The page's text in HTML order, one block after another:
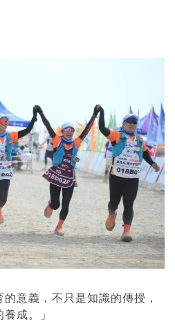
意義，不只是知識的傳授，
成。」